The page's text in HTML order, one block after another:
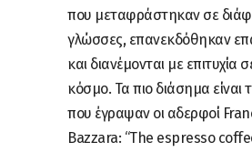
που μεταφράστηκαν σε
γλώσσες, επανεκδόθηκαν
και διανέμονται με επιτυχία
κόσμο. Τα πιο διάσημα είναι
που έγραψαν οι αδερφοί
Bazzara: “The espresso